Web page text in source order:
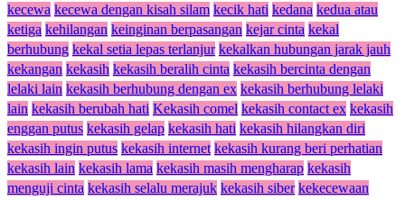
kecewa kecewa dengan kisah silam kecik hati kedana kedua atau
ketiga kehilangan keinginan berpasangan kejar cinta kekal
berhubung kekal setia lepas terlanjur kekalkan hubungan jarak jauh
kekangan kekasih kekasih beralih cinta kekasih bercinta dengan
lelaki lain kekasih berhubung dengan ex kekasih berhubung lelaki
lain kekasih berubah hati Kekasih comel kekasih contact ex kekasih
enggan putus kekasih gelap kekasih hati kekasih hilangkan diri
kekasih ingin putus kekasih internet kekasih kurang beri perhatian
kekasih lain kekasih lama kekasih masih mengharap kekasih
menguji cinta kekasih selalu merajuk kekasih siber kekecewaan